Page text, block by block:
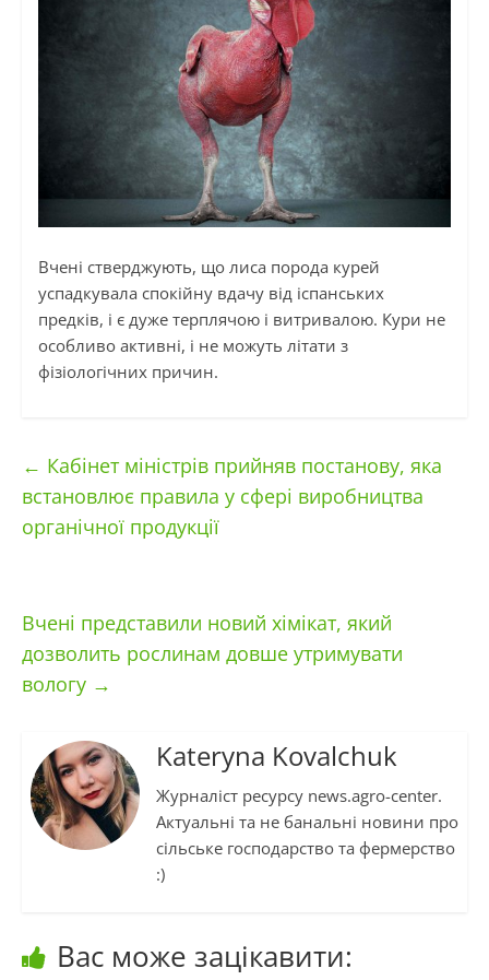
Вчені стверджують, що лиса порода курей
успадкувала спокійну вдачу від іспанських
предків, і є дуже терплячою і витривалою. Кури не
особливо активні, і не можуть літати з
фізіологічних причин.
← Кабінет міністрів прийняв постанову, яка
встановлює правила у сфері виробництва
органічної продукції
Вчені представили новий хімікат, який
дозволить рослинам довше утримувати
вологу →
Kateryna Kovalchuk
Журналіст ресурсу news.agro-center.
Актуальні та не банальні новини про
сільське господарство та фермерство
:)
Вас може зацікавити: